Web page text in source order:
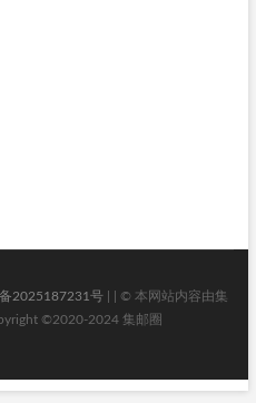
2025187231号| | © 本网站内容由集
©2020-2024 集邮圈